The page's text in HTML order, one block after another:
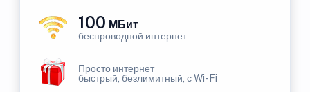
100 МБит
беспроводной интернет
Просто интернет
быстрый, безлимитный, с Wi-Fi